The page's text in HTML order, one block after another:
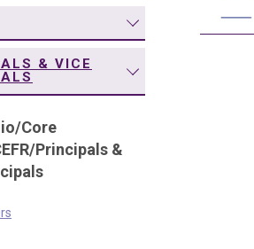
& VICE
/Core
/Principals &